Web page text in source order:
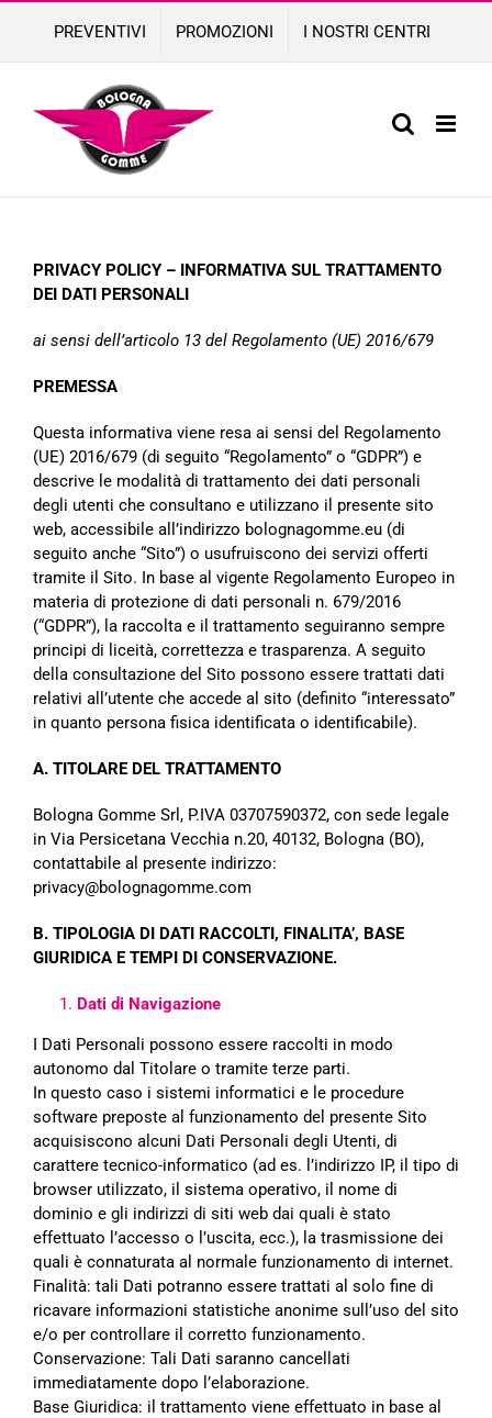
content
PREVENTIVI PROMOZIONI I NOSTRI CENTRI
PRIVACY POLICY – INFORMATIVA SUL TRATTAMENTO
DEI DATI PERSONALI
ai sensi dell’articolo 13 del Regolamento (UE) 2016/679
PREMESSA
Questa informativa viene resa ai sensi del Regolamento
(UE) 2016/679 (di seguito “Regolamento” o “GDPR”) e
descrive le modalità di trattamento dei dati personali
degli utenti che consultano e utilizzano il presente sito
web, accessibile all’indirizzo bolognagomme.eu (di
seguito anche “Sito”) o usufruiscono dei servizi offerti
tramite il Sito. In base al vigente Regolamento Europeo in
materia di protezione di dati personali n. 679/2016
(“GDPR”), la raccolta e il trattamento seguiranno sempre
principi di liceità, correttezza e trasparenza. A seguito
della consultazione del Sito possono essere trattati dati
relativi all’utente che accede al sito (definito “interessato”
in quanto persona fisica identificata o identificabile).
A. TITOLARE DEL TRATTAMENTO
Bologna Gomme Srl, P.IVA 03707590372, con sede legale
in Via Persicetana Vecchia n.20, 40132, Bologna (BO),
contattabile al presente indirizzo:
privacy@bolognagomme.com
B. TIPOLOGIA DI DATI RACCOLTI, FINALITA’, BASE
GIURIDICA E TEMPI DI CONSERVAZIONE.
Dati di Navigazione
I Dati Personali possono essere raccolti in modo
autonomo dal Titolare o tramite terze parti.
In questo caso i sistemi informatici e le procedure
software preposte al funzionamento del presente Sito
acquisiscono alcuni Dati Personali degli Utenti, di
carattere tecnico-informatico (ad es. l’indirizzo IP, il tipo di
browser utilizzato, il sistema operativo, il nome di
dominio e gli indirizzi di siti web dai quali è stato
effettuato l’accesso o l’uscita, ecc.), la trasmissione dei
quali è connaturata al normale funzionamento di internet.
Finalità: tali Dati potranno essere trattati al solo fine di
ricavare informazioni statistiche anonime sull’uso del sito
e/o per controllare il corretto funzionamento.
Conservazione: Tali Dati saranno cancellati
immediatamente dopo l’elaborazione.
Base Giuridica: il trattamento viene effettuato in base al